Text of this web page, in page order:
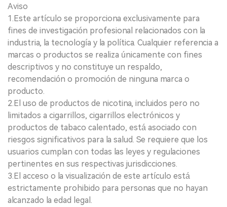
Aviso
1.Este artículo se proporciona exclusivamente para
fines de investigación profesional relacionados con la
industria, la tecnología y la política. Cualquier referencia a
marcas o productos se realiza únicamente con fines
descriptivos y no constituye un respaldo,
recomendación o promoción de ninguna marca o
producto.
2.El uso de productos de nicotina, incluidos pero no
limitados a cigarrillos, cigarrillos electrónicos y
productos de tabaco calentado, está asociado con
riesgos significativos para la salud. Se requiere que los
usuarios cumplan con todas las leyes y regulaciones
pertinentes en sus respectivas jurisdicciones.
3.El acceso o la visualización de este artículo está
estrictamente prohibido para personas que no hayan
alcanzado la edad legal.